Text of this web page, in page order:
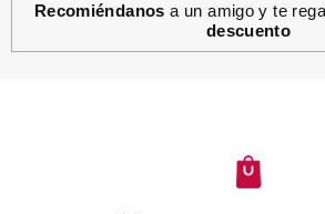
LOEWE
92.63€
Recomiéndanos a un amigo y te
descuento